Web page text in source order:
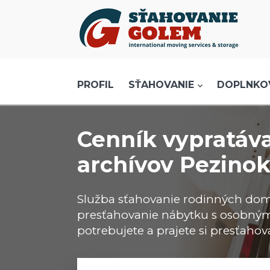
Menu
SŤAHOVANIE - SŤAHOVACIE SLUŽBY
DOPRAVA - DOPRAVNÉ SLUŽBY
SKLADOVANIE
PROFIL SŤAHOVANIE
Cenník
archívov Pezinok
Služba sťahovanie rodinných
presťahovanie nábytku s
potrebujete a prajete si